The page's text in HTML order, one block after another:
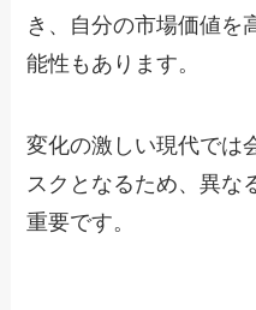
き、自分の市場価値を
能性もあります。
変化の激しい現代では
スクとなるため、異な
重要です。